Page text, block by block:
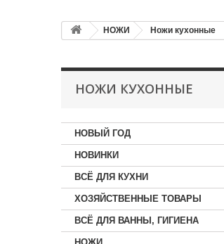
НОЖИ Ножи кухонные
НОЖИ КУХОННЫЕ
НОВЫЙ ГОД
НОВИНКИ
ВСЁ ДЛЯ КУХНИ
ХОЗЯЙСТВЕННЫЕ ТОВАРЫ
ВСЁ ДЛЯ ВАННЫ, ГИГИЕНА